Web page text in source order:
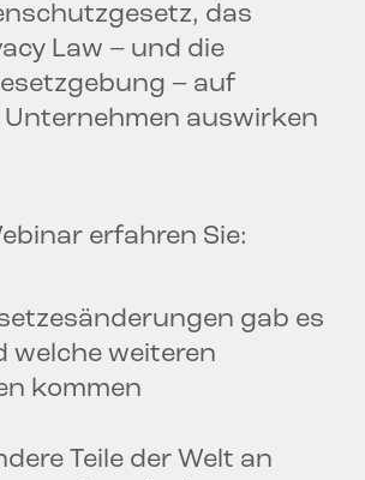
das
Law – und die
– auf
auswirken
erfahren Sie:
gab es
welche weiteren
kommen
Teile der Welt an